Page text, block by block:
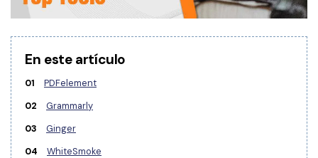
Publicación
Freelancer
Explorar todas las características
Centro de conocimiento
Explorar más
Plantillas de PDF gratuitas
Edita y personaliza plantillas gratuitas.
Descuento educativo
Adquiere PDFelement con descuento académico.
En este artículo
01
PDFelement
02
Grammarly
03
Ginger
04
WhiteSmoke